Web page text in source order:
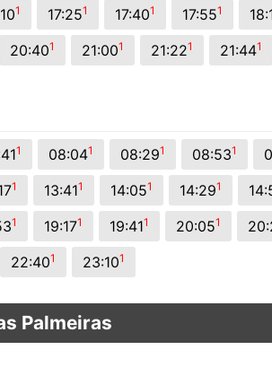
1 17:251 17:401 17:551
20:401 21:001 21:221 21:441
1 08:041 08:291 08:531
1 13:411 14:051 14:291
1 19:171 19:411 20:051
22:401 23:101
Palmeiras